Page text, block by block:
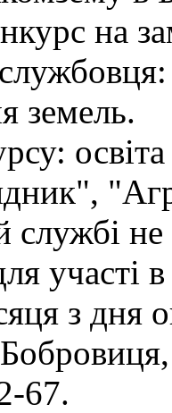
на
земель.
службі
участі
з дня
67.